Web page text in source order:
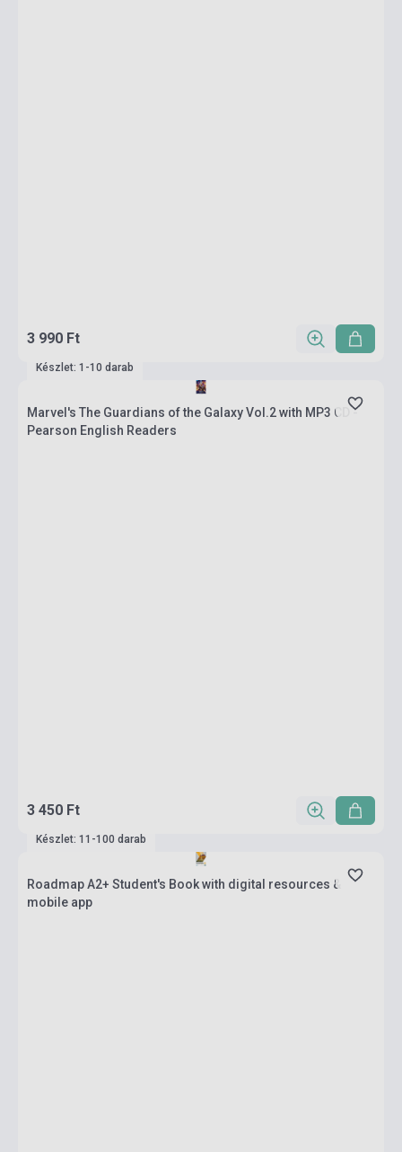
3 990 Ft
Készlet: 1-10 darab
Marvel's The Guardians of the Galaxy Vol.2 with MP3 CD -
Pearson English Readers
3 450 Ft
Készlet: 11-100 darab
Roadmap A2+ Student's Book with digital resources &
mobile app